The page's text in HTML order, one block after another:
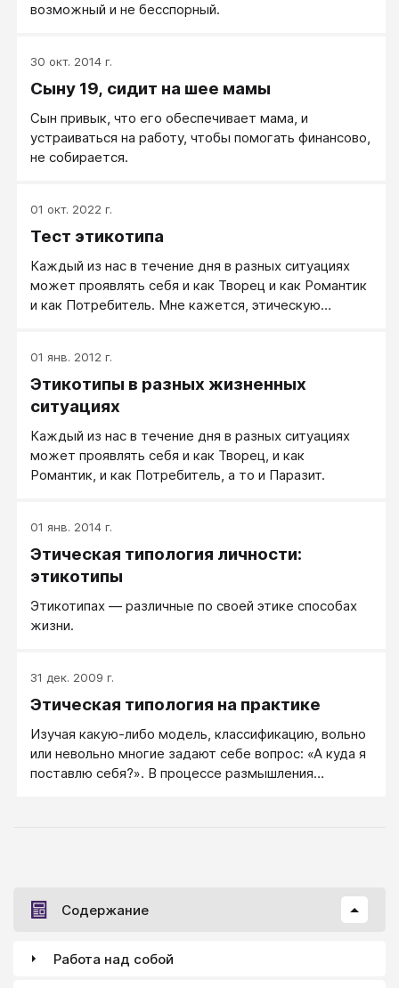
возможный и не бесспорный.
30 окт. 2014 г.
Сыну 19, сидит на шее мамы
Сын привык, что его обеспечивает мама, и
устраиваться на работу, чтобы помогать финансово,
не собирается.
01 окт. 2022 г.
Тест этикотипа
Каждый из нас в течение дня в разных ситуациях
может проявлять себя и как Творец и как Романтик
и как Потребитель. Мне кажется, этическую
ценностей. Есть предположение, что один и тот же
человек может, к примеру, в личных отношениях
действовать, в основном, как Потребитель, между
01 янв. 2012 г.
Этикотипы в разных жизненных
ситуациях
Каждый из нас в течение дня в разных ситуациях
может проявлять себя и как Творец, и как
Романтик, и как Потребитель, а то и Паразит.
01 янв. 2014 г.
Этическая типология личности:
этикотипы
Этикотипах — различные по своей этике способах
жизни.
31 дек. 2009 г.
Этическая типология на практике
Изучая какую-либо модель, классификацию, вольно
или невольно многие задают себе вопрос: «А куда я
поставлю себя?». В процессе размышления
Содержание
Работа над собой